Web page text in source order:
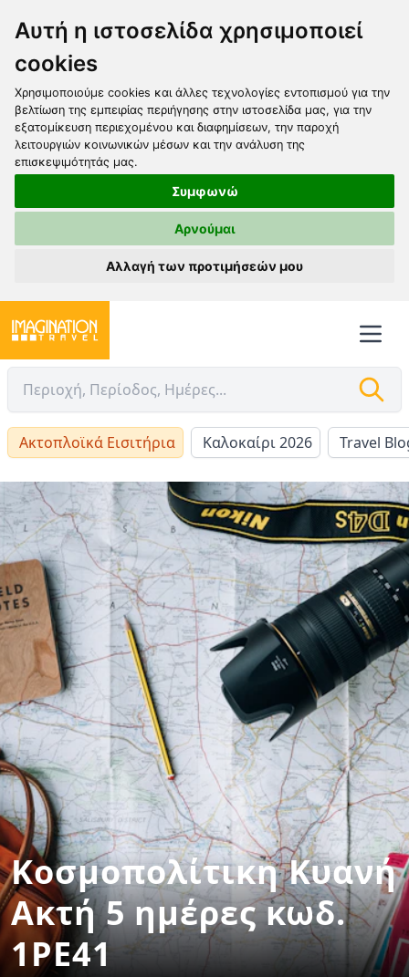
Αυτή η ιστοσελίδα χρησιμοποιεί
cookies
Χρησιμοποιούμε cookies και άλλες τεχνολογίες εντοπισμού για την
βελτίωση της εμπειρίας περιήγησης στην ιστοσελίδα μας, για την
εξατομίκευση περιεχομένου και διαφημίσεων, την παροχή
λειτουργιών κοινωνικών μέσων και την ανάλυση της
επισκεψιμότητάς μας.
Συμφωνώ
Αρνούμαι
Αλλαγή των προτιμήσεών μου
Ακτοπλοϊκά Εισιτήρια Καλοκαίρι 2026 Travel
Κοσμοπολίτικη Κυανή
Ακτή 5 ημέρες κωδ.
1PE41